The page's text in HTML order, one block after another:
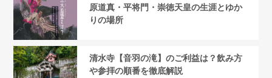
原道真・平将門・崇徳天皇の生涯とゆか
りの場所
清水寺【音羽の滝】のご利益は？飲み方
や参拝の順番を徹底解説